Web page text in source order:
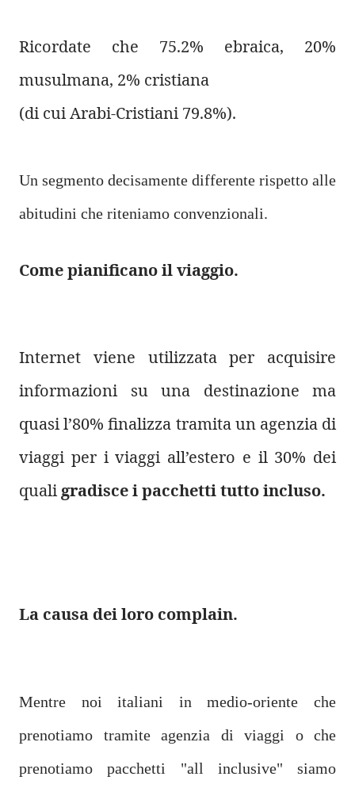
Ricordate che 75.2% ebraica, 20%
musulmana, 2% cristiana
(di cui Arabi-Cristiani 79.8%).
Un segmento decisamente differente rispetto alle
abitudini che riteniamo convenzionali.
Come pianificano il viaggio.
Internet viene utilizzata per acquisire
informazioni su una destinazione ma
quasi l’80% finalizza tramita un agenzia di
viaggi per i viaggi all’estero e il 30% dei
qualigradisce i pacchetti tutto incluso.
La causa dei loro complain.
Mentre noi italiani in medio-oriente che
prenotiamo tramite agenzia di viaggi o che
prenotiamo pacchetti "all inclusive" siamo